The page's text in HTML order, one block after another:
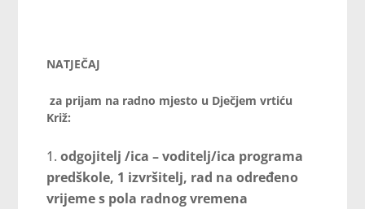
NATJEČAJ
za prijam na radno mjesto u Dječjem vrtiću
Križ:
odgojitelj /ica – voditelj/ica programa
predškole, 1 izvršitelj, rad na određeno
vrijeme s pola radnog vremena